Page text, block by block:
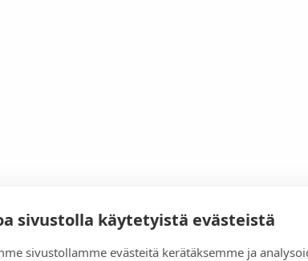
sivustolla käytetyistä evästeistä
sivustollamme evästeitä kerätäksemme ja